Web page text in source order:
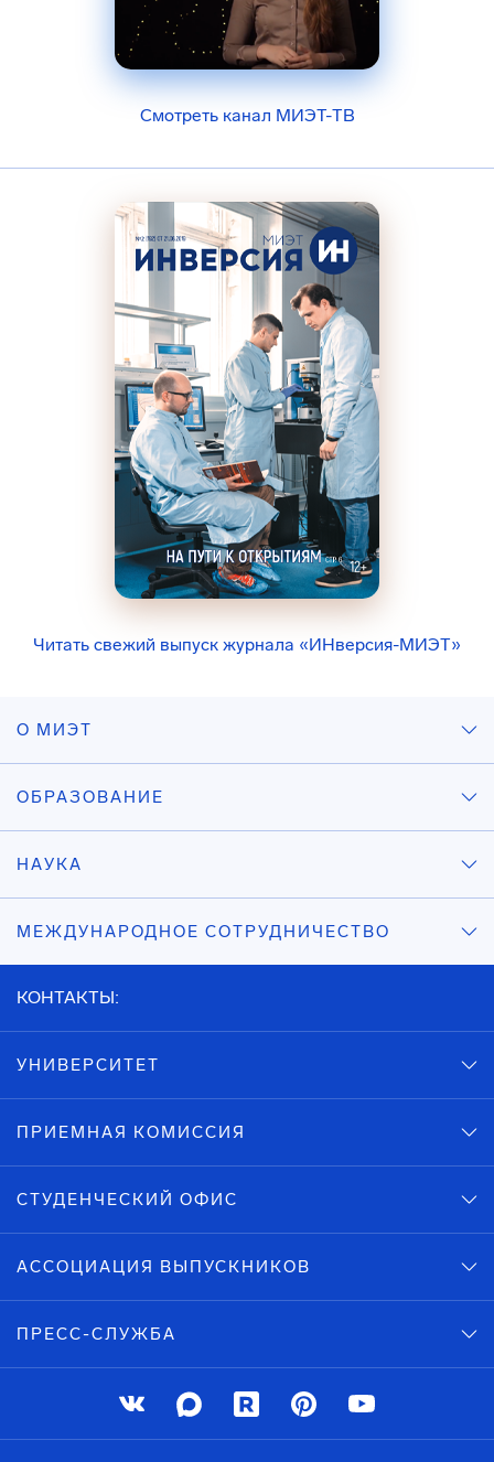
Смотреть канал МИЭТ-ТВ
Читать свежий выпуск журнала «ИНверсия-МИЭТ»
О МИЭТ
ОБРАЗОВАНИЕ
НАУКА
МЕЖДУНАРОДНОЕ СОТРУДНИЧЕСТВО
КОНТАКТЫ:
УНИВЕРСИТЕТ
ПРИЕМНАЯ КОМИССИЯ
СТУДЕНЧЕСКИЙ ОФИС
АССОЦИАЦИЯ ВЫПУСКНИКОВ
ПРЕСС-СЛУЖБА